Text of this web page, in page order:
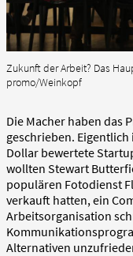
Zukunft der Arbeit? Das
promo/Weinkopf
Die Macher haben das
geschrieben.
Dollar bewertete
wollten Stewart
populären Fotodienst
verkauft hatten, ein
Arbeitsorganisation
Alternativen